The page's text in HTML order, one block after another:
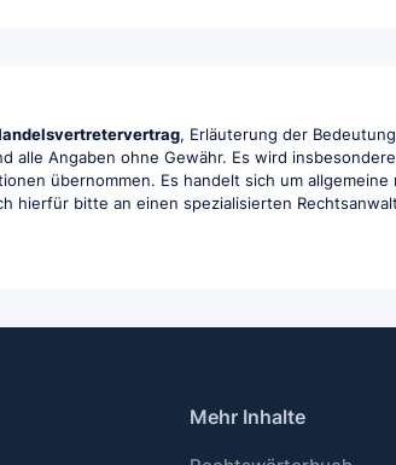
, Erläuterung der
Angaben ohne Gewähr. Es wird
übernommen. Es handelt sich um
hierfür bitte an einen spezialisierten
Mehr Inhalte